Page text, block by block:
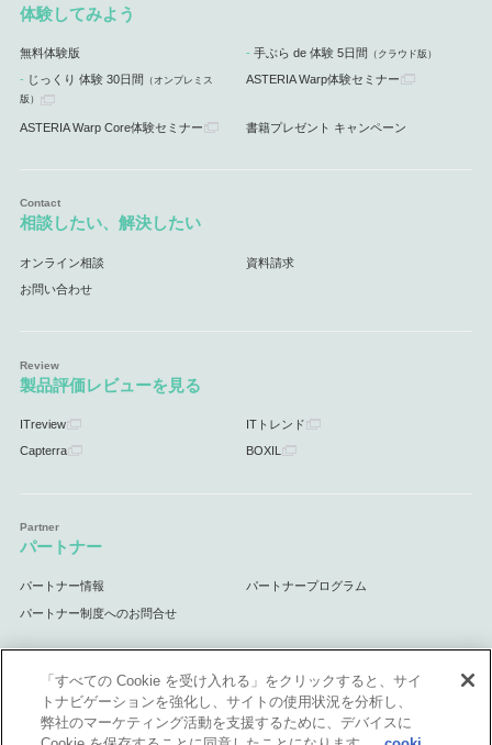
体験してみよう
無料体験版 手ぶら de 体験 5日間 （クラウド版）
じっくり 体験 30日間 （オンプレミス
版）
ASTERIA Warp体験セミナー
ASTERIA Warp Core体験セミナー 書籍プレゼント キャンペーン
相談したい、解決したい
オンライン相談 資料請求
お問い合わせ
製品評価レビューを見る
ITreview ITトレンド
Capterra BOXIL
パートナー
パートナー情報 パートナープログラム
パートナー制度へのお問合せ
サポート
「すべての Cookie を受け入れる」をクリックすると、サイ
トナビゲーションを強化し、サイトの使用状況を分析し、
弊社のマーケティング活動を支援するために、デバイスに